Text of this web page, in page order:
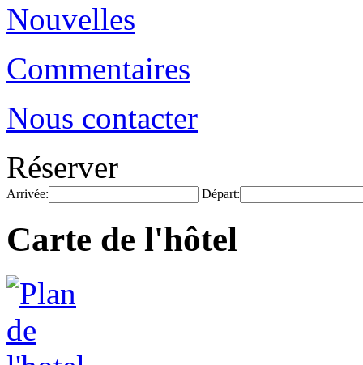
Nouvelles
Commentaires
Nous contacter
Réserver
Arrivée: Départ:
Carte de l'hôtel